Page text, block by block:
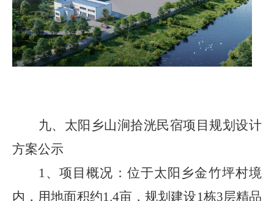
九、 太阳乡山涧拾洸民宿项目规划设计
方案公示
1、 项目概况： 位于太阳乡金竹坪村境
内，用地面积约1.4亩，规划建设1栋3层精品